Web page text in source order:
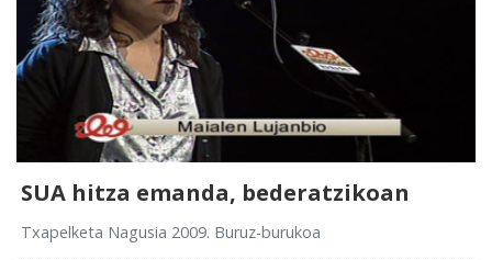
SUA hitza emanda, bederatzikoan
Txapelketa Nagusia 2009. Buruz-burukoa